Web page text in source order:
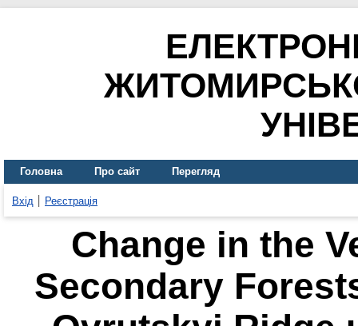
Головна Про сайт Перегляд
Вхід Реєстрація
Change in the
Secondary